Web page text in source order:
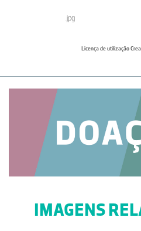
.jpg
Licença de utilização
IMAGENS